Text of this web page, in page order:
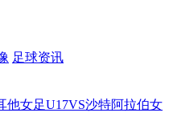
足球资讯
他女足U17VS沙特阿拉伯女